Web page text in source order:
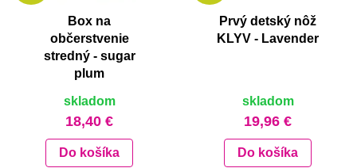
Box na
občerstvenie
stredný - sugar
plum
skladom
18,40 €
Do košíka
Prvý detský nôž
KLYV - Lavender
skladom
19,96 €
Do košíka